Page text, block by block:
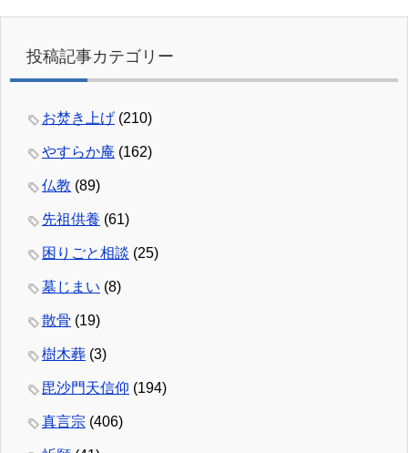
投稿記事カテゴリー
お焚き上げ (210)
やすらか庵 (162)
仏教 (89)
先祖供養 (61)
困りごと相談 (25)
墓じまい (8)
散骨 (19)
樹木葬 (3)
毘沙門天信仰 (194)
真言宗 (406)